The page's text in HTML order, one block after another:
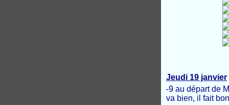
Jeudi 19 janvier
-9 au départ de
va bien, il fait